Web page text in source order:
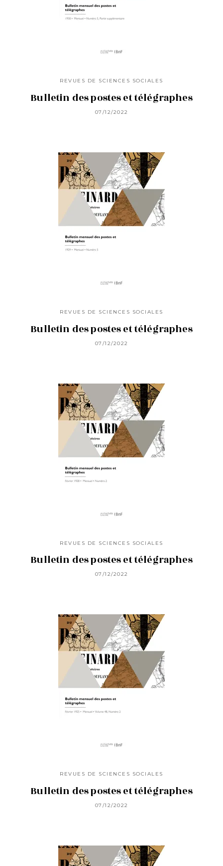
REVUES DE SCIENCES SOCIALES
Bulletin des postes et télégraphes
07/12/2022
REVUES DE SCIENCES SOCIALES
Bulletin des postes et télégraphes
07/12/2022
REVUES DE SCIENCES SOCIALES
Bulletin des postes et télégraphes
07/12/2022
REVUES DE SCIENCES SOCIALES
Bulletin des postes et télégraphes
07/12/2022